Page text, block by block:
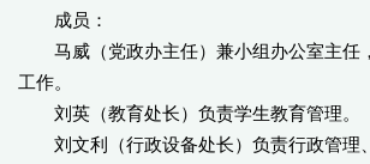
成员：
马威（党政办主任）兼小组办公室主任
工作。
刘英（教育处长）负责学生教育管理。
刘文利（行政设备处长）负责行政管理、